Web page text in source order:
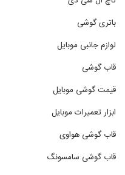
باتری گوشی
لوازم جانبی موبایل
قاب گوشی
قیمت گوشی موبایل
ابزار تعمیرات موبایل
قاب گوشی هواوی
قاب گوشی سامسونگ